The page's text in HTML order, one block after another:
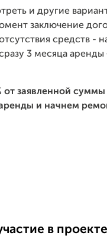
и другие
заключение
средств -
3 месяца
заявленной
и начнем
в